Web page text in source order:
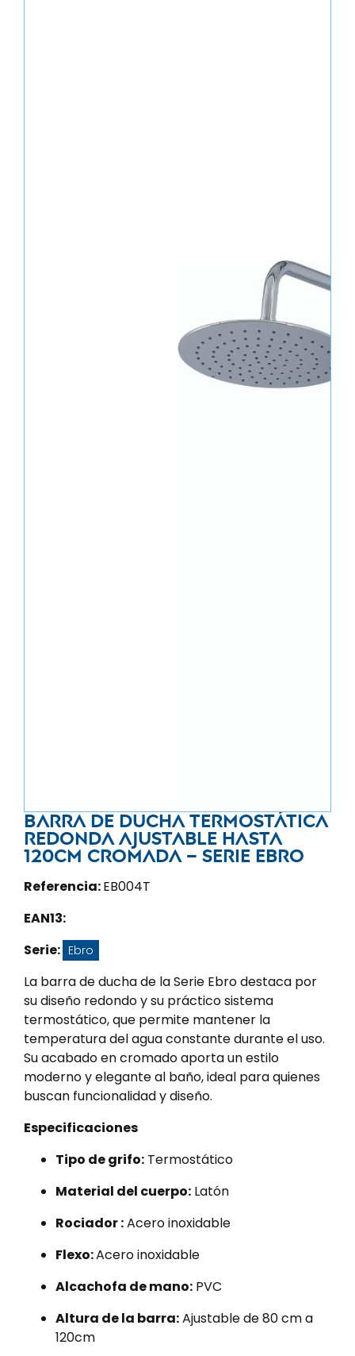
Barra de ducha termostática
redonda ajustable hasta
120CM cromada – Serie Ebro
Referencia:EB004T
EAN13:
Serie: Ebro
La barra de ducha de la Serie Ebro destaca por
su diseño redondo y su práctico sistema
termostático, que permite mantener la
temperatura del agua constante durante el uso.
Su acabado en cromado aporta un estilo
moderno y elegante al baño, ideal para quienes
buscan funcionalidad y diseño.
Especificaciones
Tipo de grifo: Termostático
Material del cuerpo: Latón
Rociador :Acero inoxidable
Flexo:Acero inoxidable
Alcachofa de mano: PVC
Altura de la barra:Ajustable de 80 cm a
120cm